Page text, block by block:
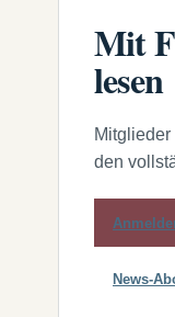
Mit
lesen
den
News-